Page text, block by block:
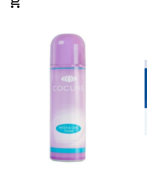
In winkelmandje